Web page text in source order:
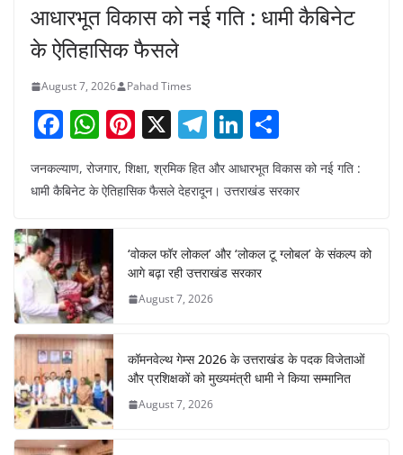
आधारभूत विकास को नई गति : धामी कैबिनेट
के ऐतिहासिक फैसले
August 7, 2026 Pahad Times
F
c
b
o
o
k
W
at
s
A
p
p
Pi
er
st
X T
el
e
a
m
Li
k
dI
n
h
ar
जनकल्याण, रोजगार, शिक्षा, श्रमिक हित और आधारभूत विकास को नई गति :
धामी कैबिनेट के ऐतिहासिक फैसले देहरादून। उत्तराखंड सरकार
‘वोकल फॉर लोकल’ और ‘लोकल टू ग्लोबल’ के संकल्प को
आगे बढ़ा रही उत्तराखंड सरकार
August 7, 2026
कॉमनवेल्थ गेम्स 2026 के उत्तराखंड के पदक विजेताओं
और प्रशिक्षकों को मुख्यमंत्री धामी ने किया सम्मानित
August 7, 2026